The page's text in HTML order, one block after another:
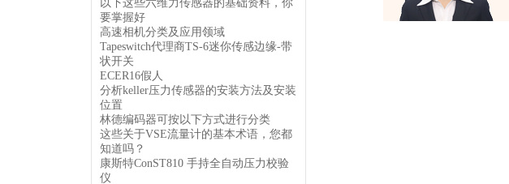
以下这些六维力传感器的基础资料，你
要掌握好
高速相机分类及应用领域
Tapeswitch代理商TS-6迷你传感边缘-带
状开关
ECER16假人
分析keller压力传感器的安装方法及安装
位置
林德编码器可按以下方式进行分类
这些关于VSE流量计的基本术语，您都
知道吗？
康斯特ConST810 手持全自动压力校验
仪